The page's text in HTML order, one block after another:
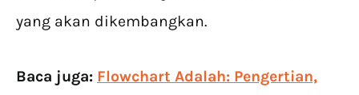
yang akan dikembangkan.
Baca juga: Flowchart Adalah: Pengertian,